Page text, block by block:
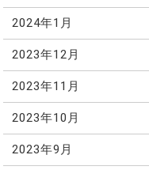
2024年1月
2023年12月
2023年11月
2023年10月
2023年9月